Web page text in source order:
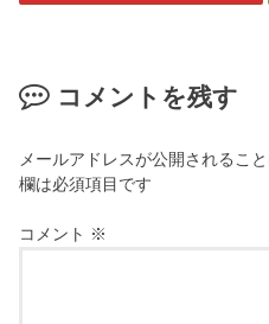
コメントを残す
メールアドレスが公開されること
欄は必須項目です
コメント ※